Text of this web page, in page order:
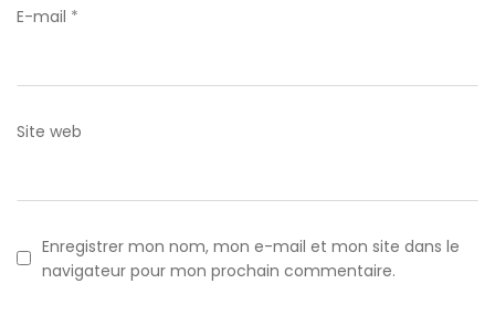
E-mail *
Site web
Enregistrer mon nom, mon e-mail et mon site dans le
navigateur pour mon prochain commentaire.